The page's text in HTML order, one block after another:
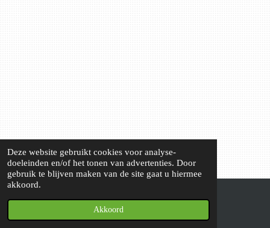
Deze website gebruikt cookies voor analyse-
doeleinden en/of het tonen van advertenties. Door
gebruik te blijven maken van de site gaat u hiermee
akkoord.
Akkoord